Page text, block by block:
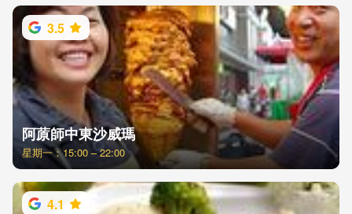
3.5
阿蒝師中東沙威瑪
星期一：15:00 – 22:00
4.1